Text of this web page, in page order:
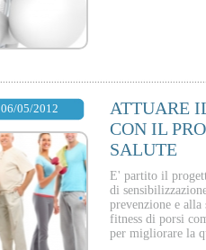
06/05/2012
ATTUARE
CON IL
SALUTE
E' partito il
di
prevenzione e alla
fitness di porsi
per migliorare la